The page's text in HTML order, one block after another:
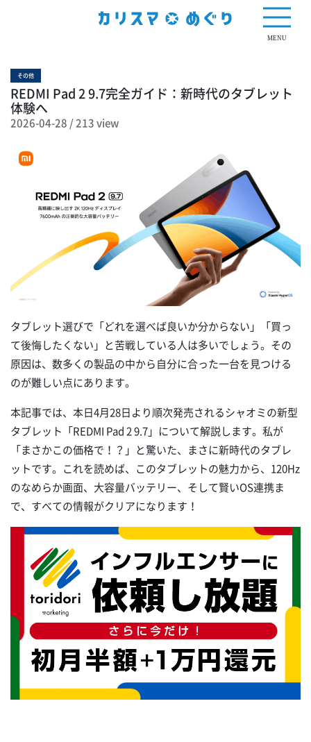
MENU
その他
REDMI Pad 2 9.7完全ガイド：新時代のタブレット
体験へ
2026-04-28 /213 view
タブレット選びで「どれを選べば良いか分からない」「買っ
て後悔したくない」と苦戦している人は多いでしょう。その
原因は、数多くの製品の中から自分に合った一台を見つける
のが難しい点にあります。
本記事では、本日4月28日より順次発売されるシャオミの新型
タブレット「REDMI Pad 2 9.7」について解説します。私が
「まさかこの価格で！？」と驚いた、まさに新時代のタブレ
ットです。これを読めば、このタブレットの魅力から、120Hz
のなめらか画面、大容量バッテリー、そして賢いOS連携ま
で、すべての情報がクリアになります！